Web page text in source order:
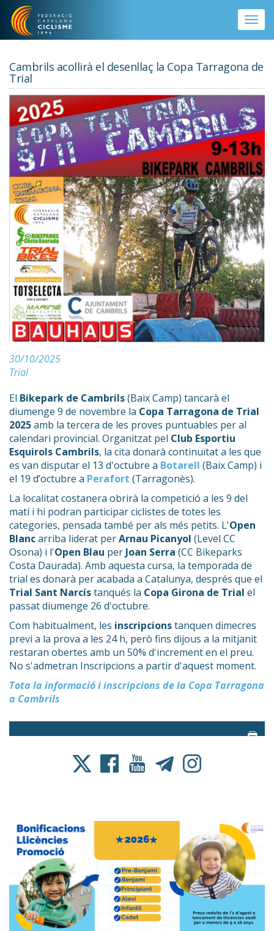
Vés al contingut
Toggle
Cambrils acollirà el desenllaç la Copa Tarragona de
Trial
30/10/2025
Trial
El Bikepark de Cambrils(Baix Camp) tancarà el
diumenge 9 de novembre la Copa Tarragona de Trial
2025amb la tercera de les proves puntuables per al
calendari provincial. Organitzat pel Club Esportiu
Esquirols Cambrils, la cita donarà continuïtat a les que
es van disputar el 13 d'octubre a Botarell (Baix Camp) i
el 19 d’octubre a Perafort (Tarragonès).
La localitat costanera obrirà la competició a les 9 del
matí i hi podran participar ciclistes de totes les
categories, pensada també per als més petits. L'Open
Blancarriba liderat perArnau Picanyol (Level CC
Osona) i l'Open Blau perJoan Serra (CC Bikeparks
Costa Daurada). Amb aquesta cursa, la temporada de
trial es donarà per acabada a Catalunya, després que el
Trial Sant Narcístanqués la Copa Girona de Trial el
passat diumenge 26 d'octubre.
Com habitualment, les inscripcionstanquen dimecres
previ a la prova a les 24 h, però fins dijous a la mitjanit
restaran obertes amb un 50% d'increment en el preu.
No s'admetran Inscripcions a partir d'aquest moment.
Tota la informació i inscripcions de la Copa Tarragona
a Cambrils